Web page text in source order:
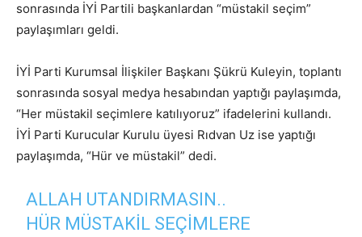
sonrasında İYİ Partili başkanlardan “müstakil seçim”
paylaşımları geldi.
İYİ Parti Kurumsal İlişkiler Başkanı Şükrü Kuleyin, toplantı
sonrasında sosyal medya hesabından yaptığı paylaşımda,
“Her müstakil seçimlere katılıyoruz” ifadelerini kullandı.
İYİ Parti Kurucular Kurulu üyesi Rıdvan Uz ise yaptığı
paylaşımda, “Hür ve müstakil” dedi.
ALLAH UTANDIRMASIN..
HÜR MÜSTAKIL SEÇIMLERE